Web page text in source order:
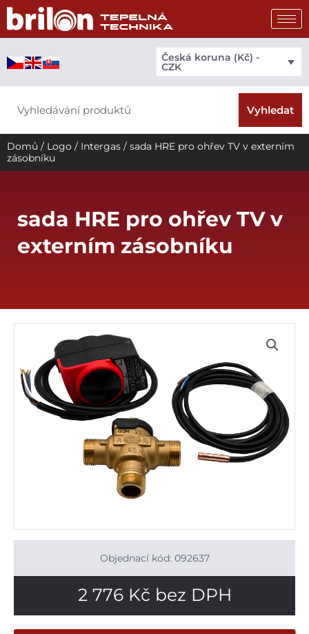
Přeskočit
obsah
Česká koruna (Kč) -
CZK
Vyhledat
Domů / Logo / Intergas / sada HRE pro ohřev TV v externím
zásobníku
sada HRE pro ohřev TV v
externím zásobníku
Objednací kód: 092637
2 776 Kč bez DPH